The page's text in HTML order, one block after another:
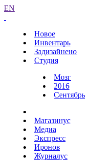
EN
Новое
Инвентарь
Задизайнено
Студия
Мозг
2016
Сентябрь
Магазинус
Медиа
Экспресс
Иронов
Журналус